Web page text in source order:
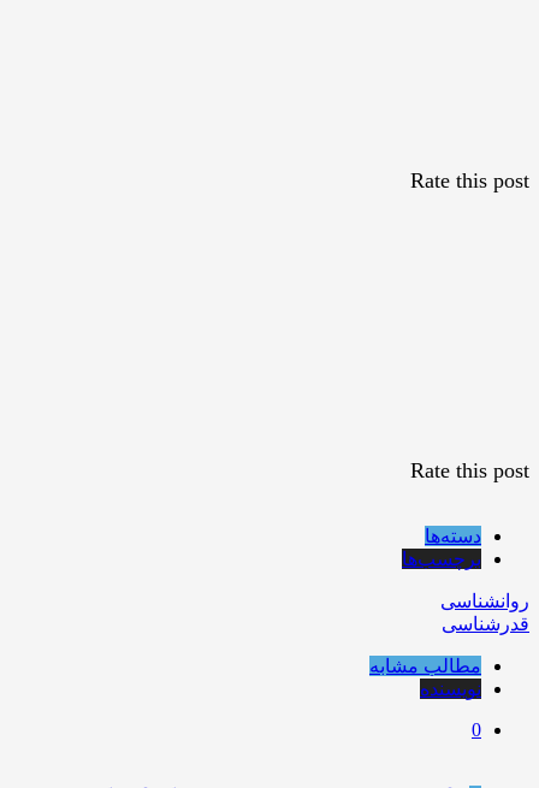
Rate this post
Rate this post
دسته‌ها
برچسب‌ها
روانشناسی
قدرشناسی
مطالب مشابه
نویسنده
0